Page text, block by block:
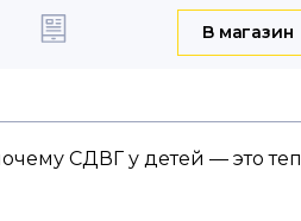
B магазин
СДВГ у детей — это